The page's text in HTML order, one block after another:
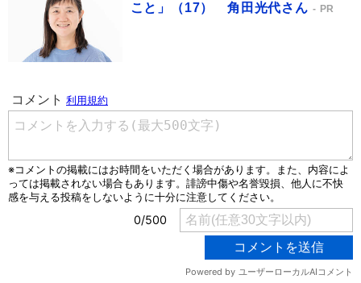
こと」（17） 角田光代さん
PR